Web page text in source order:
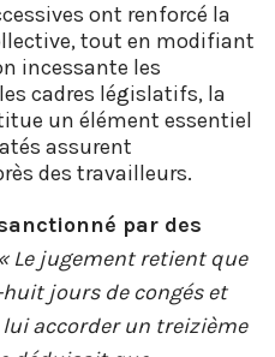
ont renforcé la
tout en modifiant
incessante les
cadres législatifs, la
un élément essentiel
assurent
des travailleurs.
par des
« Le jugement retient que
jours de congés et
accorder un treizième